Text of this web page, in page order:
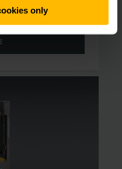
only